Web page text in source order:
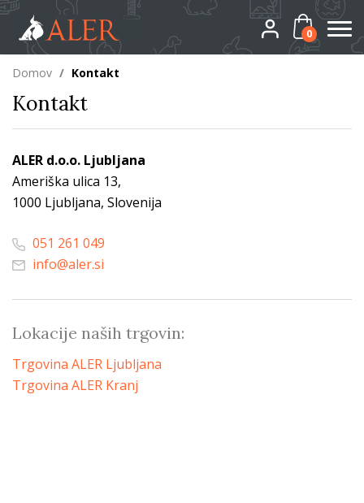
0
Domov / Kontakt
Kontakt
ALER d.o.o. Ljubljana
Ameriška ulica 13,
1000 Ljubljana, Slovenija
051 261 049
info@aler.si
Lokacije naših trgovin:
Trgovina ALER Ljubljana
Trgovina ALER Kranj